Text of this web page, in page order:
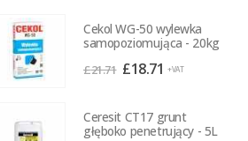
wynosiła:
£21.94.
wynosi:
£20.30.
Cekol WG-50 wylewka
samopoziomująca - 20kg
£21.71 Pierwotna
wynosiła:
£21.71.
£18.71 Aktualna
wynosi:
£18.71.
+VAT
Ceresit CT17 grunt
głęboko penetrujący - 5L